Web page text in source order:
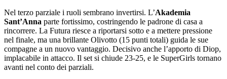
Nel terzo parziale i ruoli sembrano invertirsi. L’Akademia
Sant’Anna parte fortissimo, costringendo le padrone di casa a
rincorrere. La Futura riesce a riportarsi sotto e a mettere pressione
nel finale, ma una brillante Olivotto (15 punti totali) guida le sue
compagne a un nuovo vantaggio. Decisivo anche l’apporto di Diop,
implacabile in attacco. Il set si chiude 23-25, e le SuperGirls tornano
avanti nel conto dei parziali.